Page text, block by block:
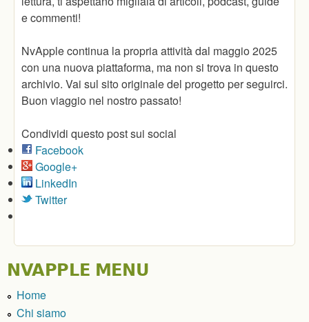
e commenti!
NvApple continua la propria attività dal maggio 2025
con una nuova piattaforma, ma non si trova in questo
archivio. Vai sul sito originale del progetto per seguirci.
Buon viaggio nel nostro passato!
Condividi questo post sui social
Facebook
Google+
LinkedIn
Twitter
NVAPPLE MENU
Home
Chi siamo